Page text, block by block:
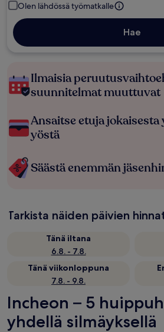
Olen lähdössä työmatkalle
Hae
Ilmaisia
suunnitelmat muuttuvat
Ansaitse etuja
yöstä
Säästä enemmän
Tarkista näiden päivien
Tänä iltana
6.8. - 7.8.
Tänä viikonloppuna
7.8. - 9.8.
Incheon – 5
yhdellä silmäyksellä